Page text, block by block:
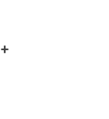
+